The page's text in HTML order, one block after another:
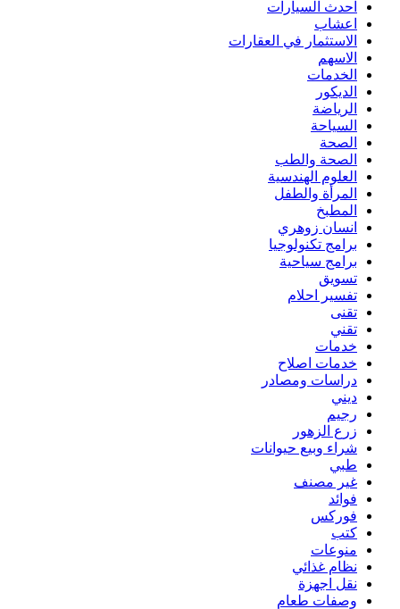
احدث السيارات
اعشاب
الاستثمار في العقارات
الاسهم
الخدمات
الديكور
الرياضة
السياحة
الصحة
الصحة والطب
العلوم الهندسية
المرأة والطفل
المطبخ
انسان زوهري
برامج تكنولوجيا
برامج سياحية
تسويق
تفسير احلام
تقنى
تقني
خدمات
خدمات اصلاح
دراسات ومصادر
ديني
رجيم
زرع الزهور
شراء وبيع حيوانات
طبي
غير مصنف
فوائد
فوركس
كتب
منوعات
نظام غذائي
نقل اجهزة
وصفات طعام